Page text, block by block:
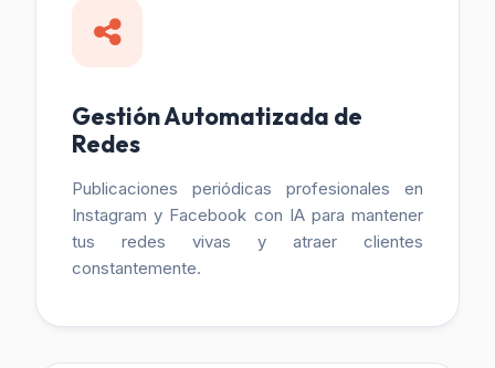
Gestión Automatizada de
Redes
Publicaciones periódicas profesionales en
Instagram y Facebook con IA para mantener
tus redes vivas y atraer clientes
constantemente.